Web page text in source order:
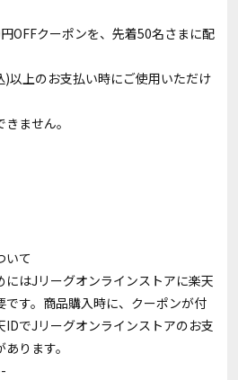
OFFクーポンを、先着50名さまに配
以上のお支払い時にご使用いただけ
ません。
いて
はJリーグオンラインストアに楽天
す。商品購入時に、クーポンが付
でJリーグオンラインストアのお支
ります。